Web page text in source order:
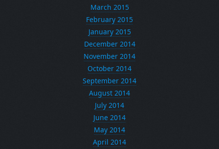
March 2015
February 2015
January 2015
December 2014
November 2014
October 2014
September 2014
August 2014
July 2014
June 2014
May 2014
April 2014